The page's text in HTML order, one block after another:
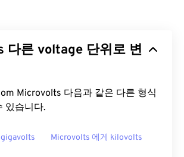
다른 voltage 단위로 변
Microvolts 다음과 같은 다른 형식
있습니다.
Microvolts 에게 kilovolts